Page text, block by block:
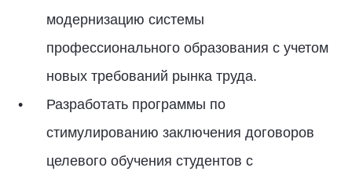
модернизацию системы
профессионального образования с учетом
новых требований рынка труда.
Разработать программы по
стимулированию заключения договоров
целевого обучения студентов с